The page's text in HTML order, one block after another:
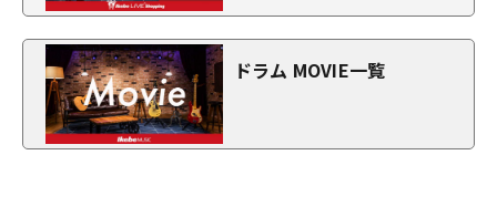
ドラム MOVIE一覧